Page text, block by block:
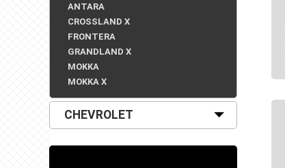
ANTARA
CROSSLAND X
FRONTERA
GRANDLAND X
MOKKA
MOKKA X
CHEVROLET